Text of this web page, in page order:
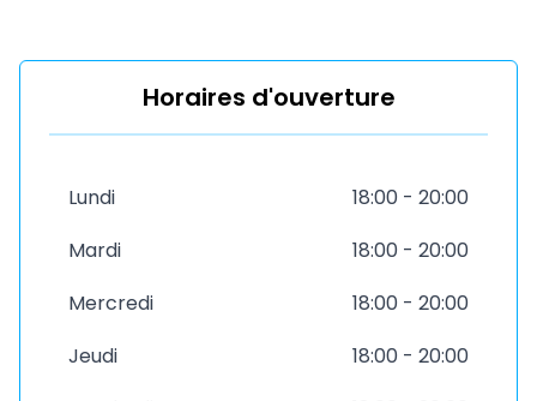
Horaires d'ouverture
Lundi
18:00 - 20:00
Mardi
18:00 - 20:00
Mercredi
18:00 - 20:00
Jeudi
18:00 - 20:00